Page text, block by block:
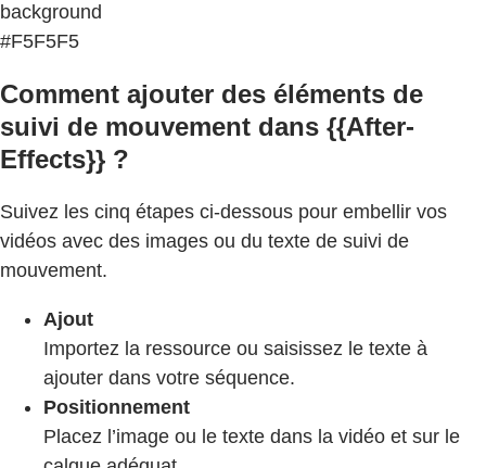
background
#F5F5F5
Comment ajouter des éléments de
suivi de mouvement dans {{After-
Effects}} ?
Suivez les cinq étapes ci-dessous pour embellir vos
vidéos avec des images ou du texte de suivi de
mouvement.
Ajout
Importez la ressource ou saisissez le texte à
ajouter dans votre séquence.
Positionnement
Placez l’image ou le texte dans la vidéo et sur le